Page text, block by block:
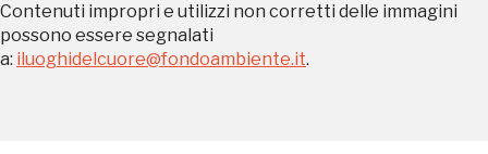
Contenuti impropri e utilizzi non corretti delle immagini
possono essere segnalati
a: iluoghidelcuore@fondoambiente.it.
REGISTRATI